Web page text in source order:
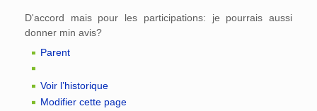
D'accord mais pour les participations: je pourrais aussi
donner min avis?
Parent
Voir l’historique
Modifier cette page